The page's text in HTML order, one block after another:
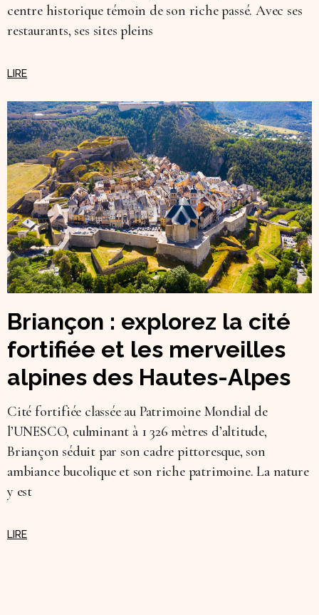
centre historique témoin de son riche passé. Avec ses
restaurants, ses sites pleins
Briançon : explorez la cité
fortifiée et les merveilles
alpines des Hautes-Alpes
Cité fortifiée classée au Patrimoine Mondial de
l’UNESCO, culminant à 1 326 mètres d’altitude,
Briançon séduit par son cadre pittoresque, son
ambiance bucolique et son riche patrimoine. La nature
y est